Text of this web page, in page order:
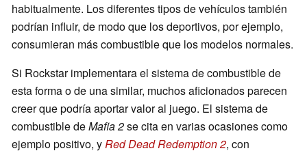
habitualmente. Los diferentes tipos de vehículos también
podrían influir, de modo que los deportivos, por ejemplo,
consumieran más combustible que los modelos normales.
Si Rockstar implementara el sistema de combustible de
esta forma o de una similar, muchos aficionados parecen
creer que podría aportar valor al juego. El sistema de
combustible deMafia 2se cita en varias ocasiones como
ejemplo positivo, yRed Dead Redemption 2, con